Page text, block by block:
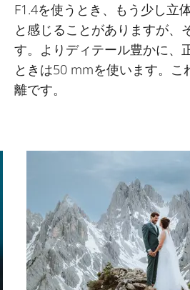
F1.4を使うとき、もう少し立
と感じることがありますが、
す。よりディテール豊かに、
ときは50 mmを使います。こ
離です。